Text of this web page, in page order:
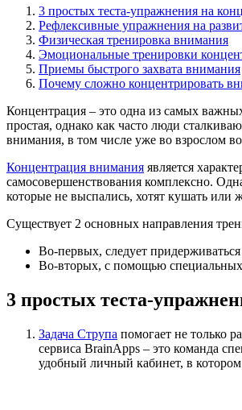
3 простых теста-упражнения на
Рефлексивные упражнения на
Физическая тренировка внимания
Эмоциональные тренировки
Приемы быстрого захвата внимания
Почему сложно концентрировать
Концентрация – это одна из самых
простая, однако как часто люди
внимания, в том числе уже во взрослом
Концентрация внимания является
самосовершенствования комплексно.
которые не выспались, хотят кушать или
Существует 2 основных направления
Во-первых, следует
Во-вторых, с помощью специальных
3 простых теста-
Задача Струпа помогает не только
сервиса BrainApps – это команда
удобный личный кабинет, в